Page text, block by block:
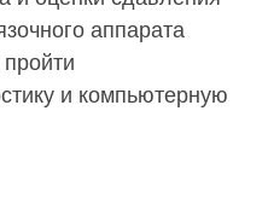
аппарата
и компьютерную